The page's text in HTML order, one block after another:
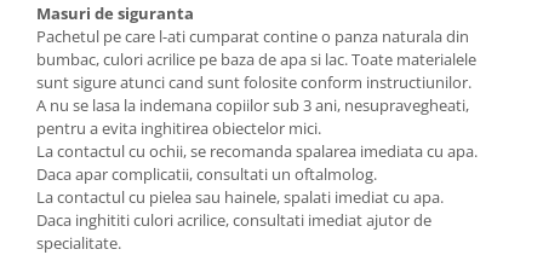
Masuri de siguranta
Pachetul pe care l-ati cumparat contine o panza naturala din
bumbac, culori acrilice pe baza de apa si lac. Toate materialele
sunt sigure atunci cand sunt folosite conform instructiunilor.
A nu se lasa la indemana copiilor sub 3 ani, nesupravegheati,
pentru a evita inghitirea obiectelor mici.
La contactul cu ochii, se recomanda spalarea imediata cu apa.
Daca apar complicatii, consultati un oftalmolog.
La contactul cu pielea sau hainele, spalati imediat cu apa.
Daca inghititi culori acrilice, consultati imediat ajutor de
specialitate.